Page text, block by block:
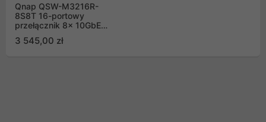
Qnap QSW-M3216R-
8S8T 16-portowy
przełącznik 8x 10GbE
x 1GbE do zarządzania
3 545,00 zł